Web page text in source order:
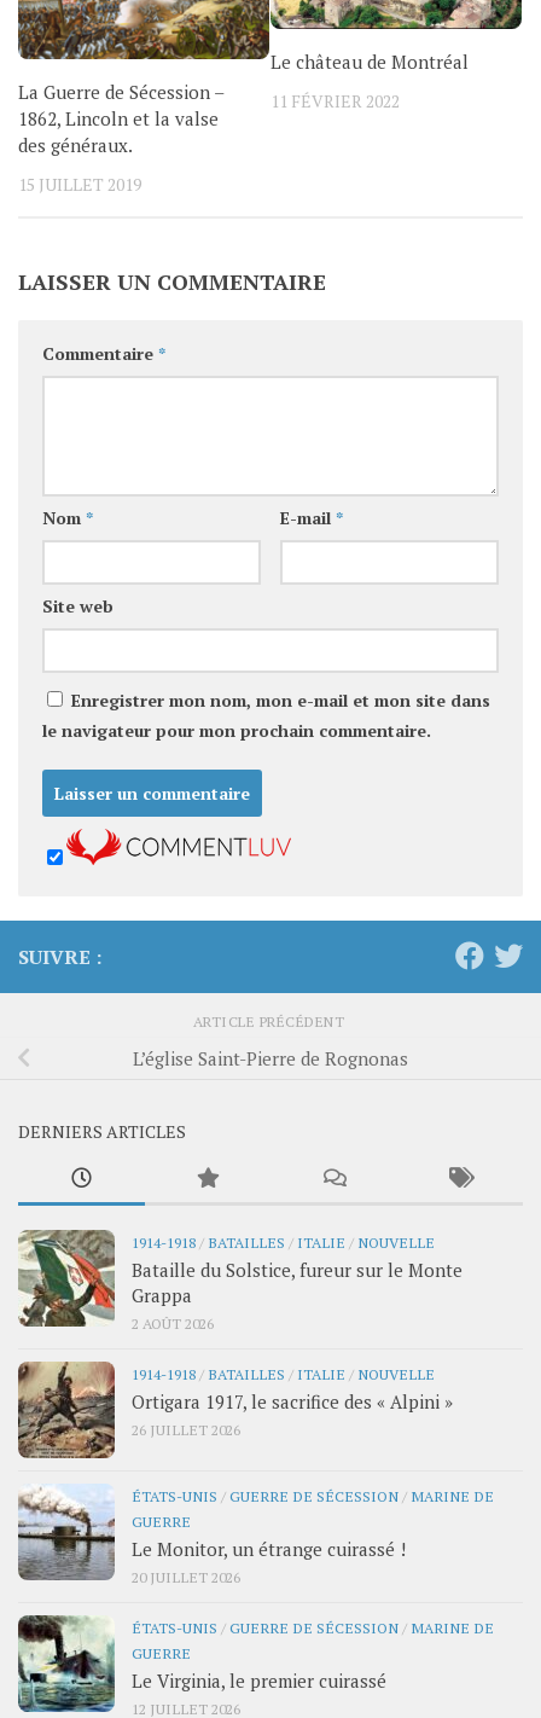
La Guerre de Sécession –
1862, Lincoln et la valse
des généraux.
15 JUILLET 2019
Le château de Montréal
11 FÉVRIER 2022
LAISSER UN COMMENTAIRE
Commentaire *
Nom * E-mail *
Site web
Enregistrer mon nom, mon e-mail et mon site dans
le navigateur pour mon prochain commentaire.
SUIVRE :
ARTICLE PRÉCÉDENT
L’église Saint-Pierre de Rognonas
DERNIERS ARTICLES
1914-1918 / BATAILLES / ITALIE / NOUVELLE
Bataille du Solstice, fureur sur le Monte
Grappa
2 AOÛT 2026
1914-1918 / BATAILLES / ITALIE / NOUVELLE
Ortigara 1917, le sacrifice des « Alpini »
26 JUILLET 2026
ÉTATS-UNIS /GUERRE DE SÉCESSION / MARINE DE
GUERRE
Le Monitor, un étrange cuirassé !
20 JUILLET 2026
ÉTATS-UNIS /GUERRE DE SÉCESSION / MARINE DE
GUERRE
Le Virginia, le premier cuirassé
12 JUILLET 2026